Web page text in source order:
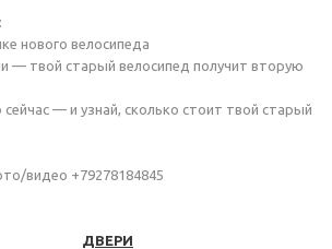
нового велосипеда
— твой старый велосипед получит вторую
— и узнай, сколько стоит твой старый
видео +79278184845
ДВЕРИ